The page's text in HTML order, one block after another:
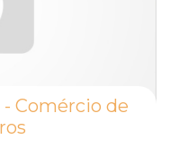
Comércio de